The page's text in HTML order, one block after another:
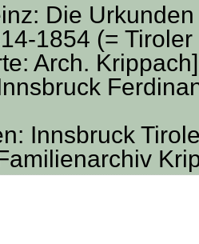
Die
1854 (=
Arch.
Innsbruck